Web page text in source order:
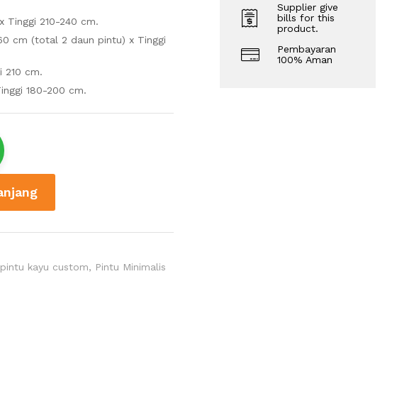
Tinggi 210-240 cm.
cm (total 2 daun pintu) x Tinggi
210 cm.
180-200 cm.
pintu kayu custom, Pintu Minimalis
Supplier give
bills for this
product.
Pembayaran
100% Aman